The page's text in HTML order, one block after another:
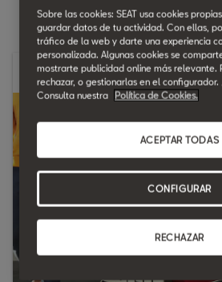
Facilidad.
Sobre las cookies: SEAT usa cookies
guardar datos de tu actividad. Con ellas,
tráfico de la web y darte una experiencia
personalizada. Algunas cookies se
mostrarte publicidad online más relevante.
rechazar, o gestionarlas en el configurador.
Consulta nuestra
Política de Cookies.
RECHAZAR
ACEPTAR TODAS
CONFIGURAR